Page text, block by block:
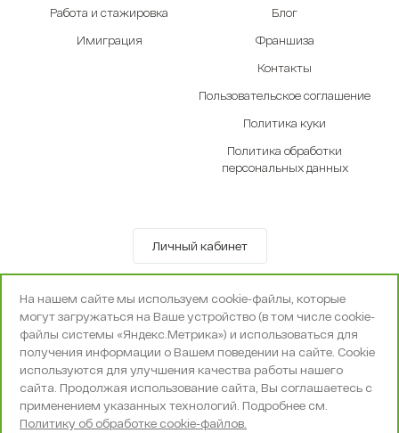
Работа и стажировка
Имиграция
Блог
Франшиза
Контакты
Пользовательское соглашение
Политика куки
Политика обработки
персональных данных
Личный кабинет
© OOO «Экселенте» 2010-2026 г.
Политика конфиденциальности
Поддержка и сопровождение -Вебпространство
На нашем сайте мы используем cookie-файлы, которые
могут загружаться на Ваше устройство (в том числе cookie-
файлы системы «Яндекс.Метрика») и использоваться для
получения информации о Вашем поведении на сайте. Cookie
используются для улучшения качества работы нашего
сайта. Продолжая использование сайта, Вы соглашаетесь с
применением указанных технологий. Подробнее см.
Политику об обработке cookie-файлов.